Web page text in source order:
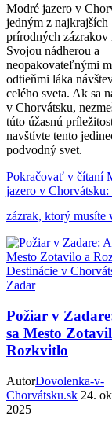
Modré jazero v
jedným z najkrajších
prírodných zázrakov
Svojou nádherou a
neopakovateľnými
odtieňmi láka
celého sveta. Ak sa
v Chorvátsku,
túto úžasnú
navštívte tento
podvodný svet.
Pokračovať v čítaní
jazero v
zázrak, ktorý musíte
Destinácie v
Zadar
Požiar v
sa Mesto
Rozkvitlo
AutorDovolenka-v-
Chorvátsku.sk 24.
2025